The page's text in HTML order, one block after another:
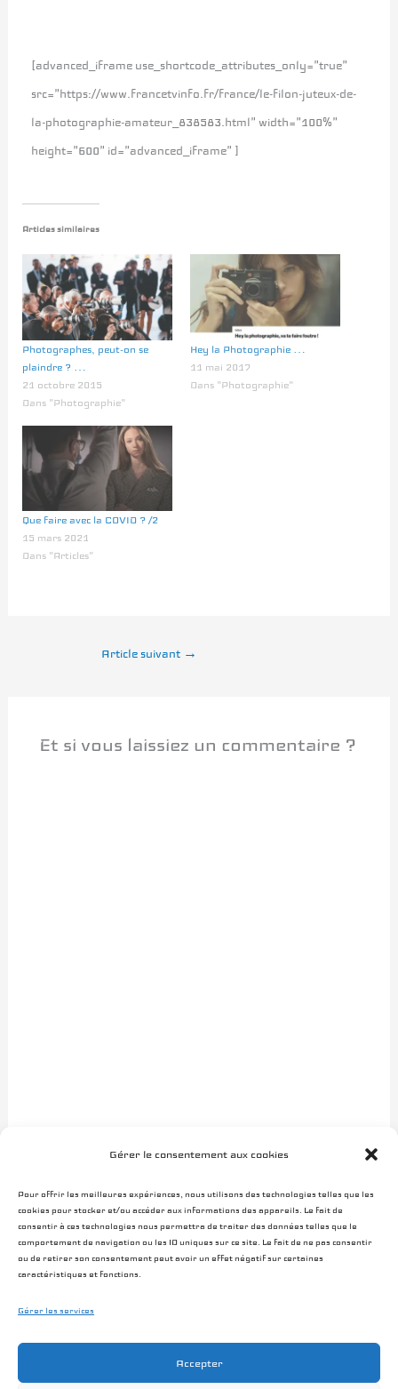
Gérer le consentement aux cookies
Pour offrir les meilleures expériences, nous utilisons des technologies telles que les
cookies pour stocker et/ou accéder aux informations des appareils. Le fait de
consentir à ces technologies nous permettra de traiter des données telles que le
comportement de navigation ou les ID uniques sur ce site. Le fait de ne pas consentir
ou de retirer son consentement peut avoir un effet négatif sur certaines
caractéristiques et fonctions.
Gérer les services
Accepter
[advanced_iframe use_shortcode_attributes_only="true"
src="https://www.francetvinfo.fr/france/le-filon-juteux-de-
la-photographie-amateur_838583.html" width="100%"
height="600" id="advanced_iframe" ]
Articles similaires
Photographes, peut-on se
plaindre ? …
21 octobre 2015
Dans "Photographie"
Hey la Photographie …
11 mai 2017
Dans "Photographie"
Que faire avec la COVID ? /2
15 mars 2021
Dans "Articles"
Article suivant →
Et si vous laissiez un commentaire ?
Ce site utilise Akismet pour réduire les indésirables.En savoir plus sur
la façon dont les données de vos commentaires sont traitées.